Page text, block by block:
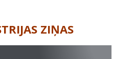
ZIŅAS